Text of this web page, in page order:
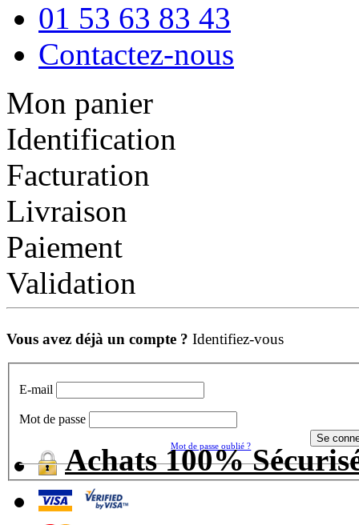
01 53 63 83 43
Contactez-nous
Mon panier
Identification
Facturation
Livraison
Paiement
Validation
Vous avez déjà un compte ? Identifiez-vous
E-mail
Mot de passe
Mot de passe oublié ?
Achats 100%